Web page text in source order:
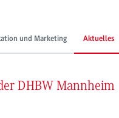
und Marketing Aktuelles
DHBW Mannheim